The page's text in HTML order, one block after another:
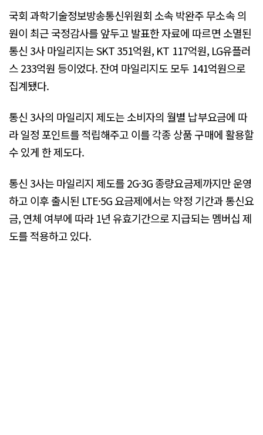
국회 과학기술정보방송통신위원회 소속 박완주 무소속 의
원이 최근 국정감사를 앞두고 발표한 자료에 따르면 소멸된
통신 3사 마일리지는 SKT 351억원, KT 117억원, LG유플러
스 233억원 등이었다. 잔여 마일리지도 모두 141억원으로
집계됐다.
통신 3사의 마일리지 제도는 소비자의 월별 납부요금에 따
라 일정 포인트를 적립해주고 이를 각종 상품 구매에 활용할
수 있게 한 제도다.
통신 3사는 마일리지 제도를 2G·3G 종량요금제까지만 운영
하고 이후 출시된 LTE·5G 요금제에서는 약정 기간과 통신요
금, 연체 여부에 따라 1년 유효기간으로 지급되는 멤버십 제
도를 적용하고 있다.